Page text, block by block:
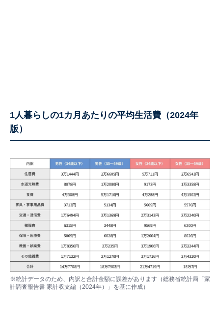
1人暮らしの1カ月あたりの平均生活費（2024年
版）
※統計データのため、内訳と合計金額に誤差があります（総務省統計局「家
計調査報告書 家計収支編（2024年）」を基に作成）